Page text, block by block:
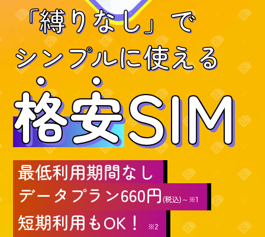
「縛りなし」で
シンプルに使える
格安SIM
最低利用期間なし
データプラン660円 (税込)～※1
短期利用もOK！ ※2